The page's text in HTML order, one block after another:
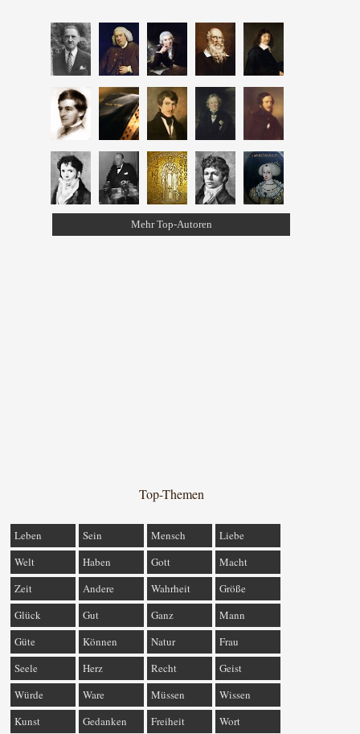
Mehr Top-Autoren
Top-Themen
Leben Sein Mensch
Liebe
Welt
Haben Gott
Macht
Zeit
Andere Wahrheit
Größe
Glück
Gut Ganz
Mann
Güte
Können Natur
Frau
Seele
Herz Recht
Geist
Würde
Ware Müssen
Wissen
Kunst
Gedanken Freiheit Wort